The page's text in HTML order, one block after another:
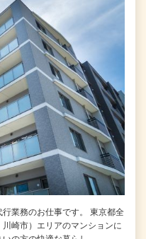
業務のお仕事です。 東京都全
崎市）エリアのマンションに